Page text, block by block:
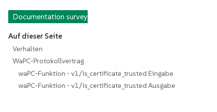
Documentation survey
Auf dieser Seite
Verhalten
WaPC-Protokollvertrag
waPC-Funktion - v1/is_certificate_trusted Eingabe
waPC-Funktion - v1/is_certificate_trusted Ausgabe